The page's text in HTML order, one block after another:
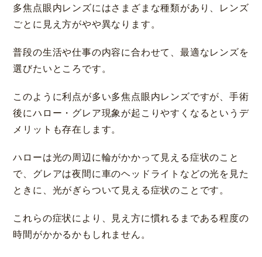
多焦点眼内レンズにはさまざまな種類があり、レンズ
ごとに見え方がやや異なります。
普段の生活や仕事の内容に合わせて、最適なレンズを
選びたいところです。
このように利点が多い多焦点眼内レンズですが、手術
後にハロー・グレア現象が起こりやすくなるというデ
メリットも存在します。
ハローは光の周辺に輪がかかって見える症状のこと
で、グレアは夜間に車のヘッドライトなどの光を見た
ときに、光がぎらついて見える症状のことです。
これらの症状により、見え方に慣れるまである程度の
時間がかかるかもしれません。